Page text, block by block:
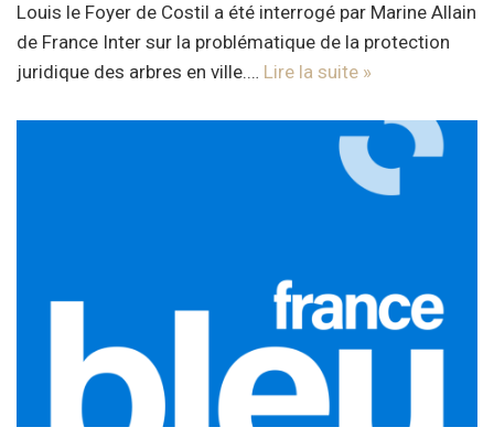
Louis le Foyer de Costil a été interrogé par Marine Allain
de France Inter sur la problématique de la protection
juridique des arbres en ville.… Lire la suite »